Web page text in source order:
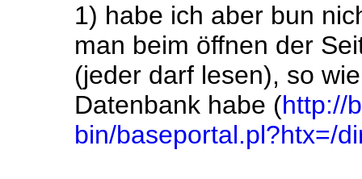
1) habe ich aber bun
man beim öffnen der
(jeder darf lesen), so
Datenbank habe (http://
bin/baseportal.pl?htx=/